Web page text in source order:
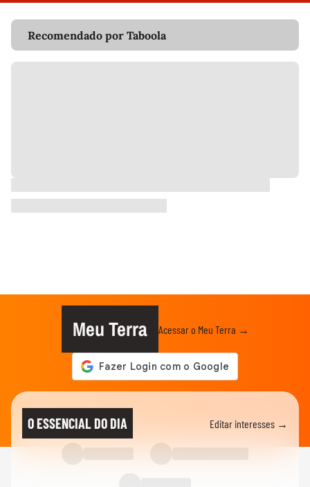
Recomendado por Taboola
Meu Terra Acessar o Meu Terra →
O ESSENCIAL DO DIA Editar interesses →